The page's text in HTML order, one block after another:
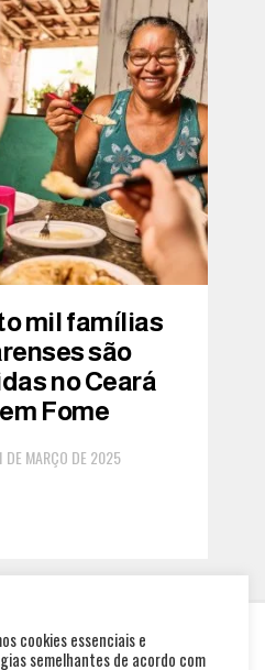
mil famílias
são
no Ceará
Fome
DE MARÇO DE 2025
cookies essenciais e
semelhantes de acordo com